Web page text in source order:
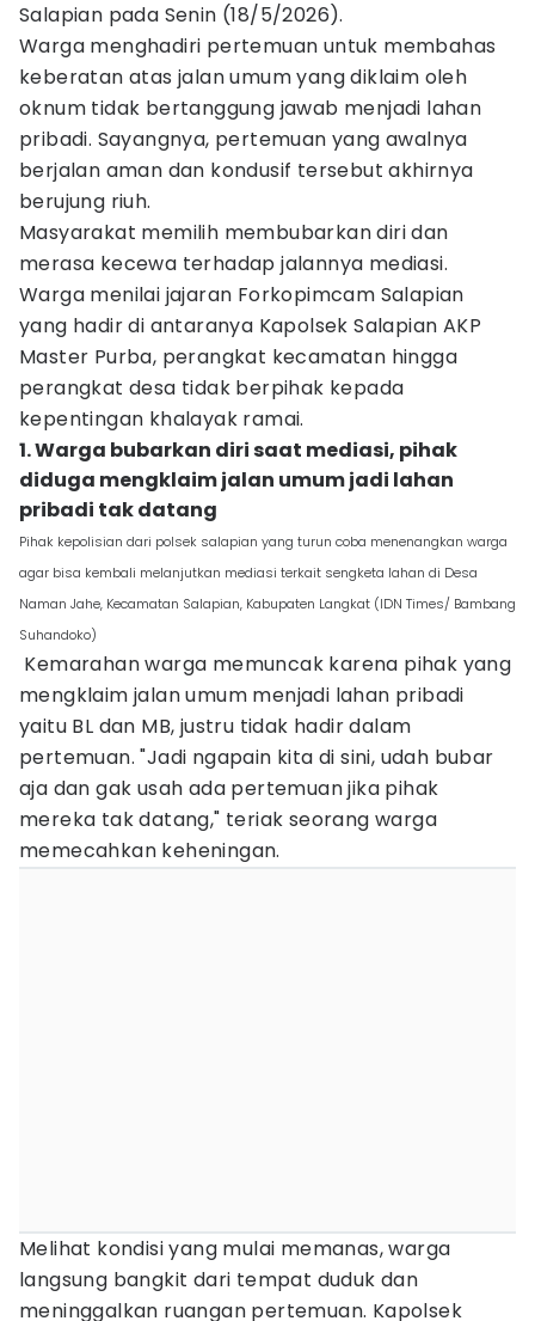
Salapian pada Senin (18/5/2026).
Warga menghadiri pertemuan untuk membahas
keberatan atas jalan umum yang diklaim oleh
oknum tidak bertanggung jawab menjadi lahan
pribadi. Sayangnya, pertemuan yang awalnya
berjalan aman dan kondusif tersebut akhirnya
berujung riuh.
Masyarakat memilih membubarkan diri dan
merasa kecewa terhadap jalannya mediasi.
Warga menilai jajaran Forkopimcam Salapian
yang hadir di antaranya Kapolsek Salapian AKP
Master Purba, perangkat kecamatan hingga
perangkat desa tidak berpihak kepada
kepentingan khalayak ramai.
1. Warga bubarkan diri saat mediasi, pihak
diduga mengklaim jalan umum jadi lahan
pribadi tak datang
Pihak kepolisian dari polsek salapian yang turun coba menenangkan warga
agar bisa kembali melanjutkan mediasi terkait sengketa lahan di Desa
Naman Jahe, Kecamatan Salapian, Kabupaten Langkat (IDN Times/ Bambang
Suhandoko)
Kemarahan warga memuncak karena pihak yang
mengklaim jalan umum menjadi lahan pribadi
yaitu BL dan MB, justru tidak hadir dalam
pertemuan. "Jadi ngapain kita di sini, udah bubar
aja dan gak usah ada pertemuan jika pihak
mereka tak datang," teriak seorang warga
memecahkan keheningan.
Melihat kondisi yang mulai memanas, warga
langsung bangkit dari tempat duduk dan
meninggalkan ruangan pertemuan. Kapolsek